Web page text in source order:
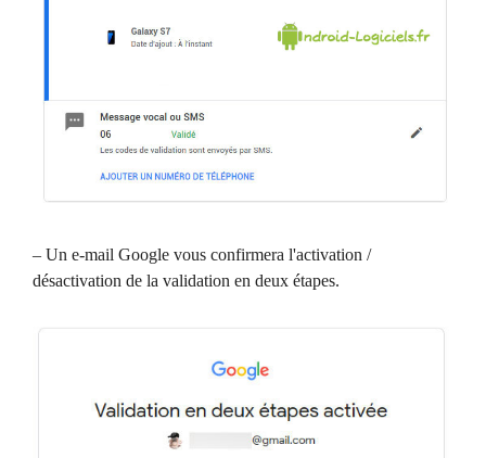
– Un e-mail Google vous confirmera l'activation /
désactivation de la validation en deux étapes.